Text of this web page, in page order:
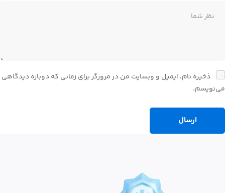
ذخیره نام، ایمیل و وبسایت من در مرورگر برای زمانی که دوباره دیدگاهی
می‌نویسم.